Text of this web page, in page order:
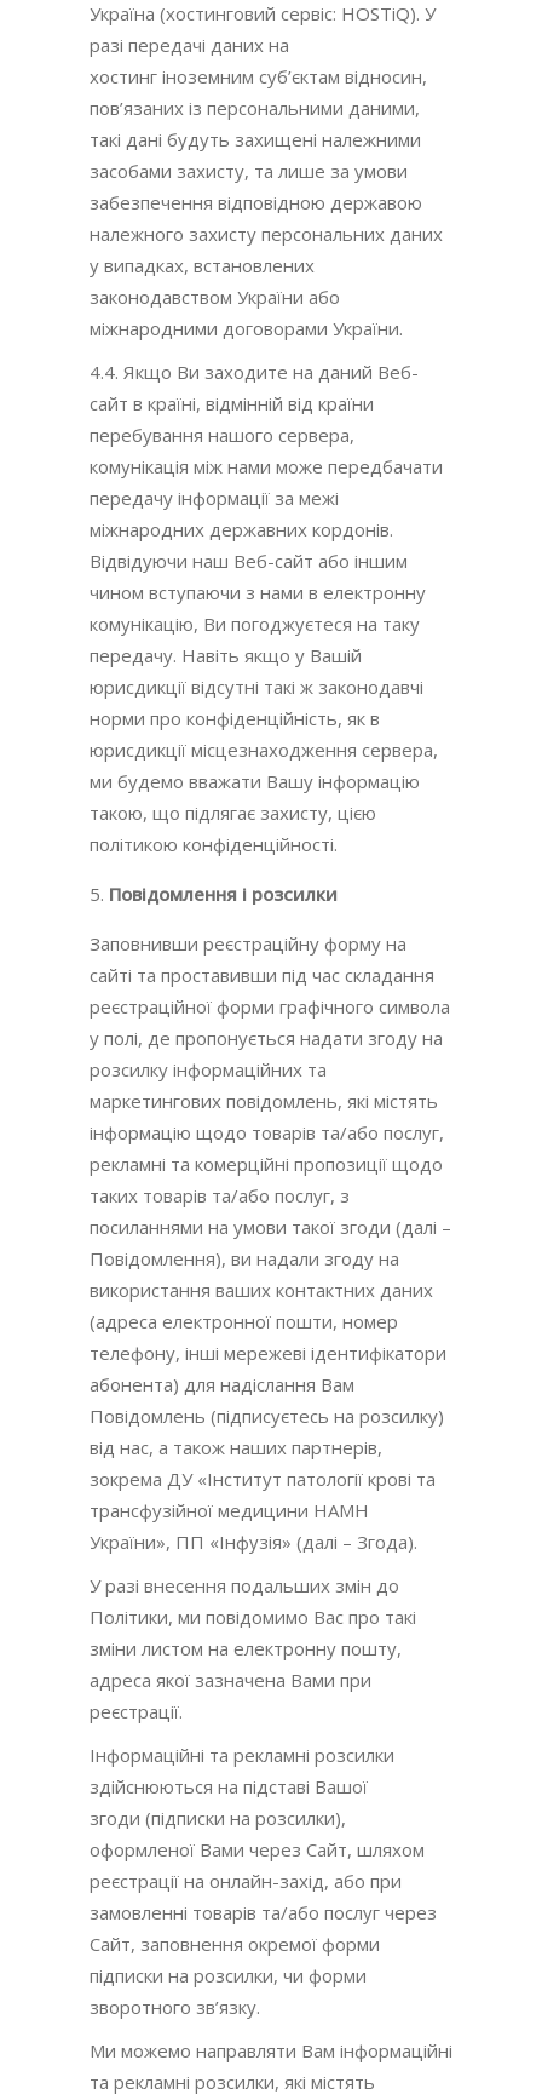
Україна (хостинговий сервіс: HOSTiQ). У
разі передачі даних на
хостинг іноземним суб’єктам відносин,
пов’язаних із персональними даними,
такі дані будуть захищені належними
засобами захисту, та лише за умови
забезпечення відповідною державою
належного захисту персональних даних
у випадках, встановлених
законодавством України або
міжнародними договорами України.
4.4. Якщо Ви заходите на даний Веб-
сайт в країні, відмінній від країни
перебування нашого сервера,
комунікація між нами може передбачати
передачу інформації за межі
міжнародних державних кордонів.
Відвідуючи наш Веб-сайт або іншим
чином вступаючи з нами в електронну
комунікацію, Ви погоджуєтеся на таку
передачу. Навіть якщо у Вашій
юрисдикції відсутні такі ж законодавчі
норми про конфіденційність, як в
юрисдикції місцезнаходження сервера,
ми будемо вважати Вашу інформацію
такою, що підлягає захисту, цією
політикою конфіденційності.
Повідомлення і розсилки
Заповнивши реєстраційну форму на
сайті та проставивши під час складання
реєстраційної форми графічного символа
у полі, де пропонується надати згоду на
розсилку інформаційних та
маркетингових повідомлень, які містять
інформацію щодо товарів та/або послуг,
рекламні та комерційні пропозиції щодо
таких товарів та/або послуг, з
посиланнями на умови такої згоди (далі –
Повідомлення), ви надали згоду на
використання ваших контактних даних
(адреса електронної пошти, номер
телефону, інші мережеві ідентифікатори
абонента) для надіслання Вам
Повідомлень (підписуєтесь на розсилку)
від нас, а також наших партнерів,
зокрема ДУ «Інститут патології крові та
трансфузійної медицини НАМН
України», ПП «Інфузія» (далі – Згода).
У разі внесення подальших змін до
Політики, ми повідомимо Вас про такі
зміни листом на електронну пошту,
адреса якої зазначена Вами при
реєстрації.
Інформаційні та рекламні розсилки
здійснюються на підставі Вашої
згоди (підписки на розсилки),
оформленої Вами через Сайт, шляхом
реєстрації на онлайн-захід, або при
замовленні товарів та/або послуг через
Сайт, заповнення окремої форми
підписки на розсилки, чи форми
зворотного зв’язку.
Ми можемо направляти Вам інформаційні
та рекламні розсилки, які містять